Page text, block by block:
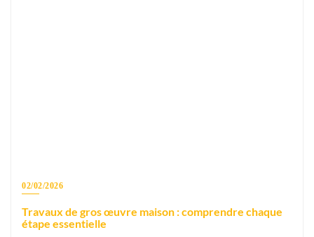
02/02/2026
Travaux de gros œuvre maison : comprendre chaque
étape essentielle